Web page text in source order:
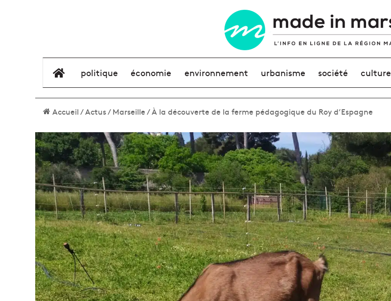
élément de menu
politique économie environnement urbanisme société culture
Accueil/Actus/Marseille/À la découverte de la ferme pédagogique du Roy d’Espagne